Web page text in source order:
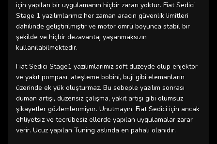
için yapılan bir uygulamanın hiçbir zararı yoktur. Fiat Sedici
Stage 1 yazılımlarımız her zaman aracın güvenlik limitleri
dahilinde geliştirilmiştir ve motor ömrü boyunca stabil bir
şekilde ve hiçbir dezavantaj yaşanmaksızın
kullanılabilmektedir.
Fiat Sedici Stage1 yazılımlarımız soft düzeyde olup enjektör
ve yakıt pompası, ateşleme bobini, buji gibi elemanların
üzerinde ek yük oluşturmaz. Bu sebeple yazılım sonrası
duman artışı, düzensiz çalışma, yakıt artışı gibi olumsuz
şikayetler gözlemlenmiyor. Unutmayın, Fiat Sedici için ancak
ehliyetsiz ve tecrübesiz ellerde yapılan uygulamalar zarar
verir. Ucuz yapılan Tuning aslında en pahalı olanıdır.